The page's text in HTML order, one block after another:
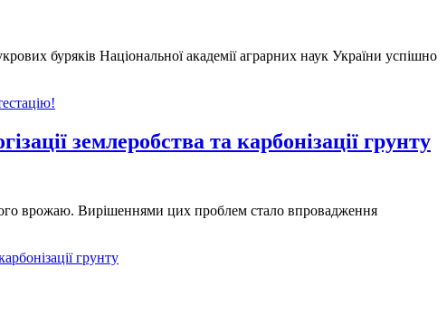
буряків Національної академії аграрних наук України успішно
землеробства та карбонізації грунту
врожаю. Вирішеннями цих проблем стало впровадження
грунту